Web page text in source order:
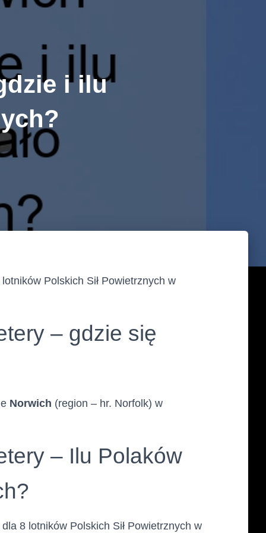
i ilu
Polskich Sił Powietrznych w
– gdzie się
Norwich (region – hr. Norfolk) w
– Ilu Polaków
8 lotników Polskich Sił Powietrznych w